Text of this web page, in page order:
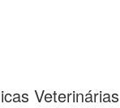
Veterinárias